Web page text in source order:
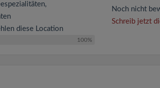
diese Location
100%
Noch nicht
Schreib jetzt